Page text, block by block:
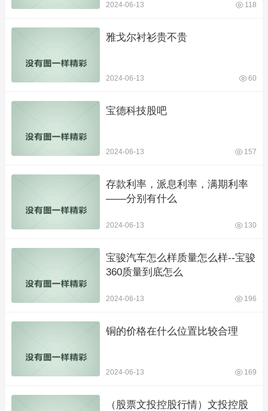
2024-06-13 118
雅戈尔衬衫贵不贵
2024-06-13 60
宝德科技股吧
2024-06-13 157
存款利率，派息利率，满期利率
——分别有什么
2024-06-13 130
宝骏汽车怎么样质量怎么样--宝骏
360质量到底怎么
2024-06-13 196
铜的价格在什么位置比较合理
2024-06-13 169
（股票文投控股行情）文投控股